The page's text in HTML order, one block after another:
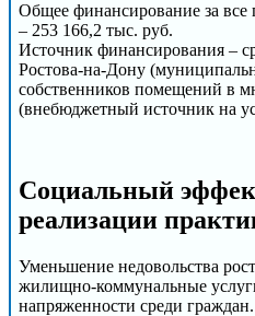
Общее финансирование за
– 253 166,2 тыс. руб.
Источник финансирования –
Ростова-на-Дону
собственников помещений в
(внебюджетный источник на
Социальный
реализации
Уменьшение недовольства
жилищно-коммунальные
напряженности среди граждан.